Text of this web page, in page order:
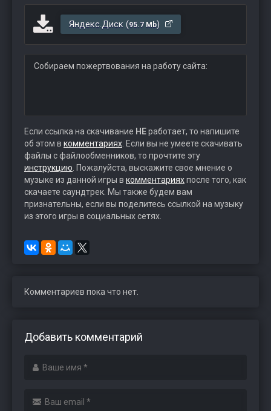
Яндекс.Диск (95.7 Mb)
Собираем пожертвования на работу сайта:
Если ссылка на скачивание НЕработает, то напишите
об этом в комментариях . Если вы не умеете скачивать
файлы с файлообменников, то прочтите эту
инструкцию . Пожалуйста, выскажите свое мнение о
музыке из данной игры в комментарияхпосле того, как
скачаете саундтрек. Мы также будем вам
признательны, если вы поделитесь ссылкой на музыку
из этого игры в социальных сетях.
Комментариев пока что нет.
Добавить комментарий